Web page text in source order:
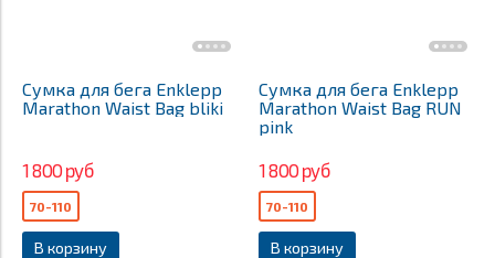
Сумка для бега Enklepp
Marathon Waist Bag bliki
1 800 руб
В корзину
70-110
Сумка для бега Enklepp
Marathon Waist Bag RUN
pink
1 800 руб
В корзину
70-110